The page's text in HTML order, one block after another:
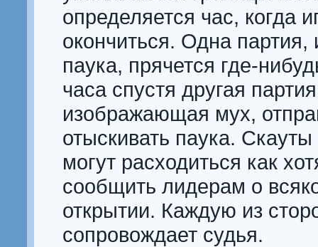
определяется час, когда
окончиться. Одна
паука, прячется где-
часа спустя другая
изображающая мух,
отыскивать паука. Скауты
могут расходиться как
сообщить лидерам о
открытии. Каждую из
сопровождает судья.